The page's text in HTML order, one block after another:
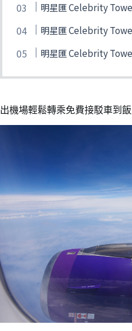
明星匯 Celebrity
明星匯 Celebrity
明星匯 Celebrity
出機場輕鬆轉乘免費接駁車到